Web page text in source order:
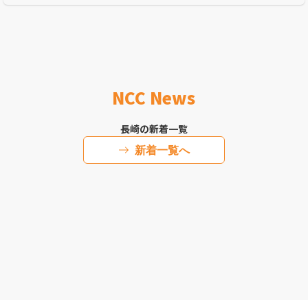
NCC News
長崎の新着一覧
新着一覧へ